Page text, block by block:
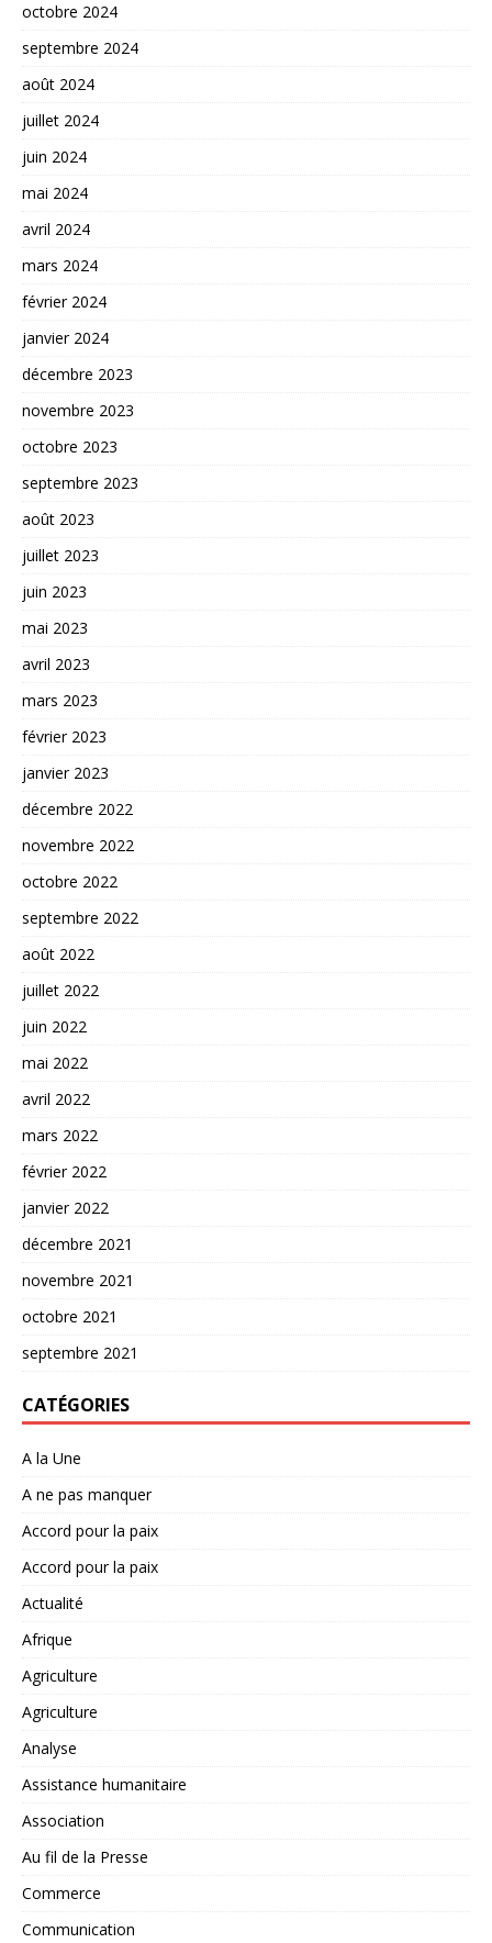
octobre 2024
septembre 2024
août 2024
juillet 2024
juin 2024
mai 2024
avril 2024
mars 2024
février 2024
janvier 2024
décembre 2023
novembre 2023
octobre 2023
septembre 2023
août 2023
juillet 2023
juin 2023
mai 2023
avril 2023
mars 2023
février 2023
janvier 2023
décembre 2022
novembre 2022
octobre 2022
septembre 2022
août 2022
juillet 2022
juin 2022
mai 2022
avril 2022
mars 2022
février 2022
janvier 2022
décembre 2021
novembre 2021
octobre 2021
septembre 2021
CATÉGORIES
A la Une
A ne pas manquer
Accord pour la paix
Accord pour la paix
Actualité
Afrique
Agriculture
Agriculture
Analyse
Assistance humanitaire
Association
Au fil de la Presse
Commerce
Communication